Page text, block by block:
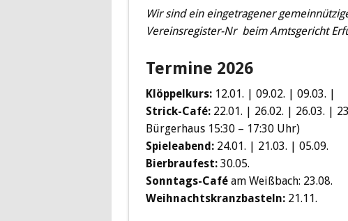
Wir sind ein eingetragener
Vereinsregister-Nr beim Amtsgericht
Termine 2026
Klöppelkurs: 12.01. | 09.02. | 09.03. |
Strick-Café: 22.01. | 26.02. | 26.03. |
Bürgerhaus 15:30 – 17:30 Uhr)
Spieleabend: 24.01. | 21.03. | 05.09.
Bierbraufest: 30.05.
Sonntags-Café am Weißbach: 23.08.
Weihnachtskranzbasteln: 21.11.